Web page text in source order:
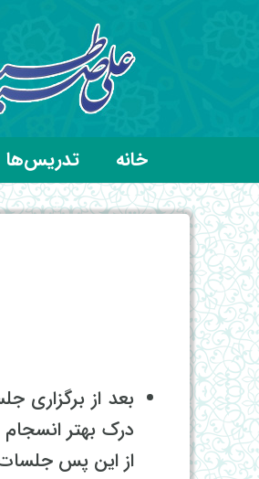
خانه تدریس‌ها
بعد از برگزاری
درک بهتر
از این پس